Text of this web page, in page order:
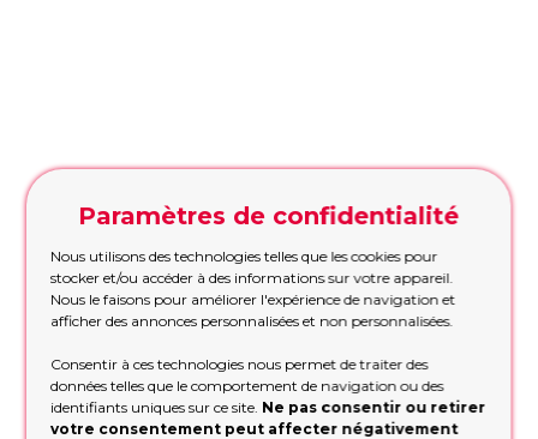
CONTACT
BALLONS SUR MESURE SELON
VOS SOUHAITS!
ÉTAPE 1. Quelle est loccasion ?
Paramètres de confidentialité
Nous utilisons des technologies telles que les cookies pour
stocker et/ou accéder à des informations sur votre appareil.
Nous le faisons pour améliorer l'expérience de navigation et
afficher des annonces personnalisées et non personnalisées.
Consentir à ces technologies nous permet de traiter des
données telles que le comportement de navigation ou des
identifiants uniques sur ce site. Ne pas consentir ou retirer
votre consentement peut affecter négativement